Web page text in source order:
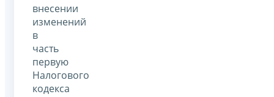
внесении
изменений
в
часть
первую
Налогового
кодекса